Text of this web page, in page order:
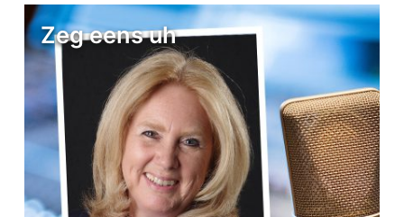
Zeg eens uh